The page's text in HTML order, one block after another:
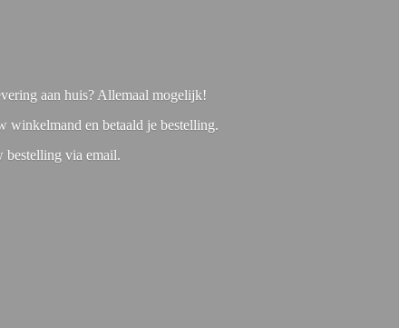
aan huis? Allemaal mogelijk!
winkelmand en betaald je bestelling.
bestelling via email.